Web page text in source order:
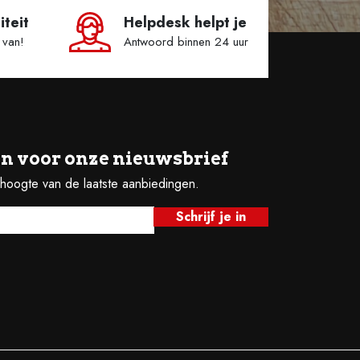
Helpdesk helpt je
Antwoord binnen 24 uur
voor onze nieuwsbrief
van de laatste aanbiedingen.